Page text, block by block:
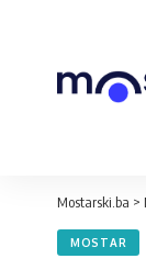
Mostarski.ba >
MOSTAR